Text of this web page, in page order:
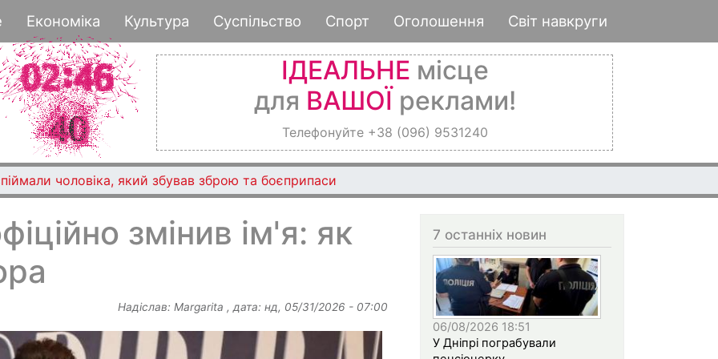
до
основного
Економіка Культура Суспільство Спорт Оголошення Світ навкруги
ІДЕАЛЬНЕ місце
для ВАШОЇ реклами!
Телефонуйте +38 (096) 9531240
чоловіка, який збував зброю та боєприпаси
змінив ім'я: як
Надіслав: Margarita , дата: нд, 05/31/2026 - 07:00
7 останніх новин
06/08/2026 18:51
У Дніпрі пограбували